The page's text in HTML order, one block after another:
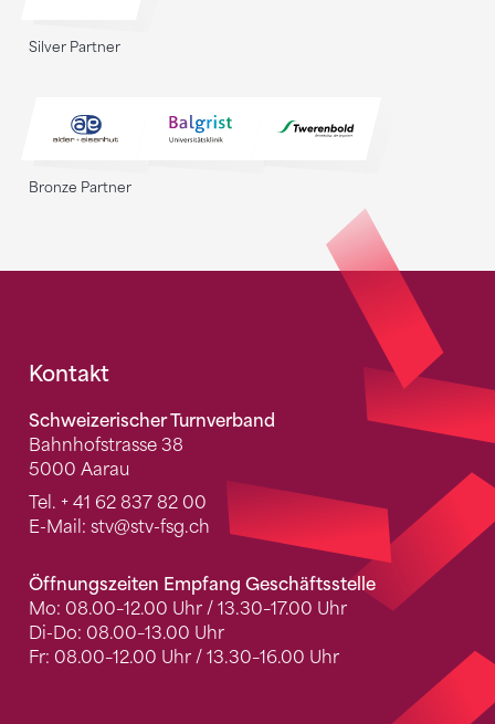
Silver Partner
Bronze Partner
Fusszeile
Kontakt
Schweizerischer Turnverband
Bahnhofstrasse 38
5000 Aarau
Tel. + 41 62 837 82 00
E-Mail: stv@stv-fsg.ch
Öffnungszeiten Empfang Geschäftsstelle
Mo: 08.00–12.00 Uhr / 13.30–17.00 Uhr
Di-Do: 08.00–13.00 Uhr
Fr: 08.00–12.00 Uhr / 13.30–16.00 Uhr